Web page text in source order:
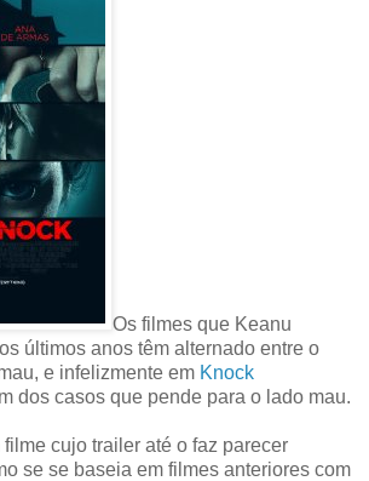
Os filmes que Keanu
últimos anos têm alternado entre o
e infelizmente em Knock
dos casos que pende para o lado mau.
cujo trailer até o faz parecer
se se baseia em filmes anteriores com